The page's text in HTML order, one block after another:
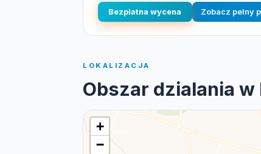
Bezplatna wycena Zobacz pelny
LOKALIZACJA
Obszar dzialania w
+
−